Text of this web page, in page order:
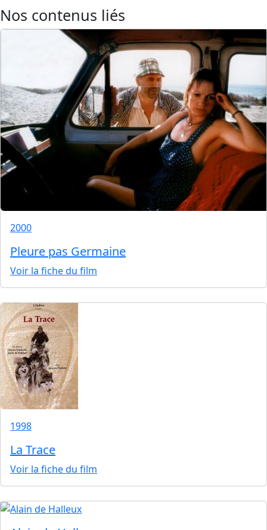
Nos contenus liés
2000
Pleure pas Germaine
Voir la fiche du film
1998
La Trace
Voir la fiche du film